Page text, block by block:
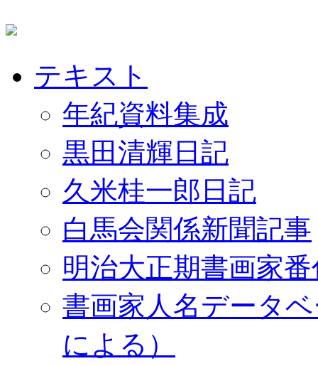
テキスト
年紀資料集成
黒田清輝日記
久米桂一郎日記
白馬会関係新聞記事
明治大正期書画家
書画家人名データ
による）